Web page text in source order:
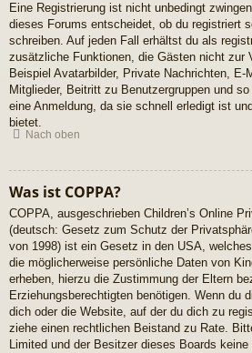
Eine Registrierung ist nicht unbedingt
dieses Forums entscheidet, ob du registriert
schreiben. Auf jeden Fall erhältst du als
zusätzliche Funktionen, die Gästen nicht zur
Beispiel Avatarbilder, Private Nachrichten, E-
Mitglieder, Beitritt zu Benutzergruppen und
eine Anmeldung, da sie schnell erledigt ist
bietet.
Nach oben
Was ist COPPA?
COPPA, ausgeschrieben Children’s Online
(deutsch: Gesetz zum Schutz der
von 1998) ist ein Gesetz in den USA,
die möglicherweise persönliche Daten von
erheben, hierzu die Zustimmung der Eltern
Erziehungsberechtigten benötigen. Wenn du
dich oder die Website, auf der du dich zu
ziehe einen rechtlichen Beistand zu Rate.
Limited und der Besitzer dieses Boards